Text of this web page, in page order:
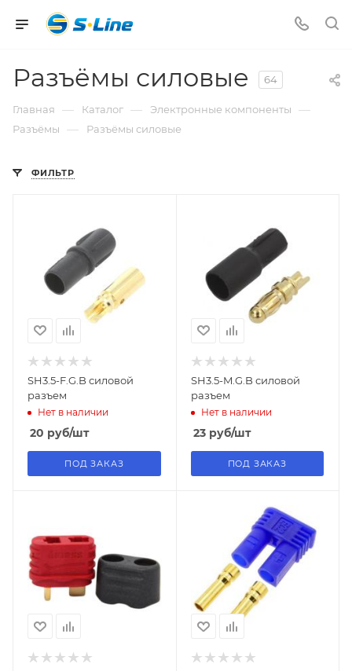
Разъёмы силовые 64
Главная — Каталог — Электронные компоненты —
Разъёмы — Разъёмы силовые
ФИЛЬТР
SH3.5-F.G.B силовой
разъем
Нет в наличии
20 руб/шт
ПОД ЗАКАЗ
SH3.5-M.G.B силовой
разъем
Нет в наличии
23руб/шт
ПОД ЗАКАЗ